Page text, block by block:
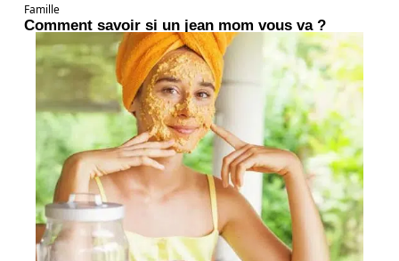
Famille
Comment savoir si un jean mom vous va ?